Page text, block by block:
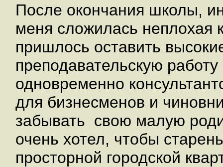
После окончания школы,
меня сложилась
пришлось оставить
преподавательскую
одновременно
для бизнесменов и
забывать свою малую
очень хотел, чтобы
просторной городской